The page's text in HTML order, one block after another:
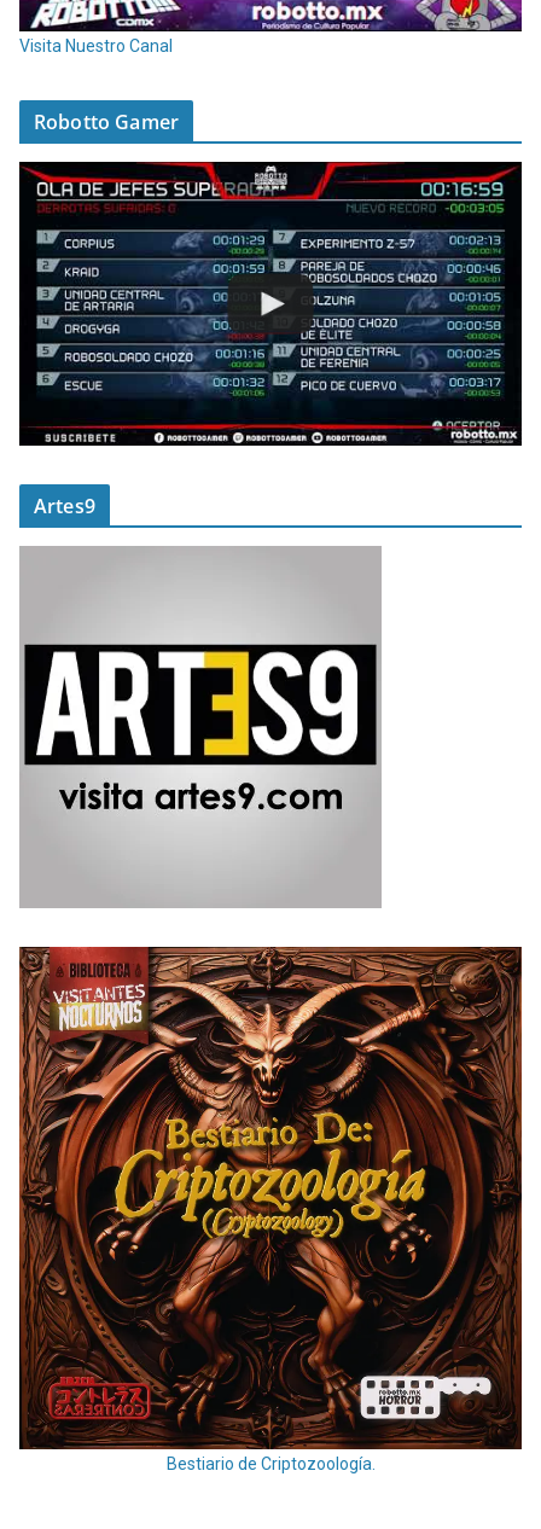
Visita Nuestro Canal
Robotto Gamer
Artes9
Bestiario de Criptozoología.